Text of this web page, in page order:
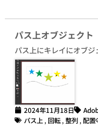
パス上オブジェクト
パス上にキレイにオブジ
2024年11月18日
パス上 , 回転 , 整列 , 配置